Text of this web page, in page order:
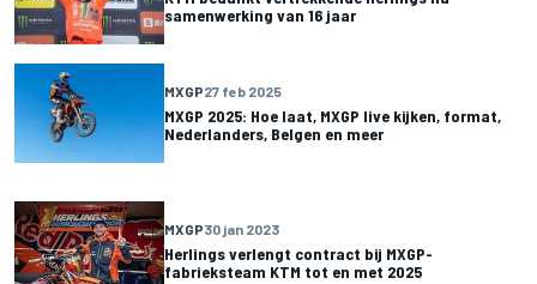
samenwerking van 16 jaar
MXGP27 feb 2025
MXGP 2025: Hoe laat, MXGP live kijken, format,
Nederlanders, Belgen en meer
MXGP30 jan 2023
Herlings verlengt contract bij MXGP-
fabrieksteam KTM tot en met 2025